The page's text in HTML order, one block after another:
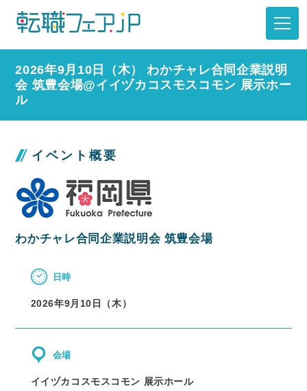
2026年9月10日（木） わかチャレ合同企業説明
会 筑豊会場@イイヅカコスモスコモン 展示ホー
ル
イベント概要
わかチャレ合同企業説明会 筑豊会場
日時
2026年9月10日（木）
会場
イイヅカコスモスコモン 展示ホール